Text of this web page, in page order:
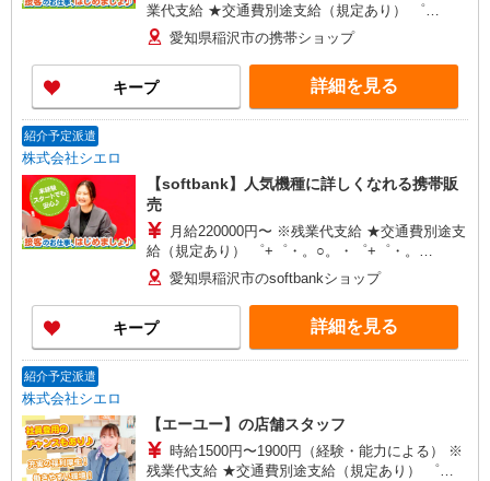
業代支給 ★交通費別途支給（規定あり） ゜
+゜・。○。・゜+゜・。○。・゜+゜ 入社祝い金10
万円支給(規定有) お友達を紹介頂くと, インセンテ
ィブ支給(規定有) ★月2回払い・週払い可能（規程
有）★ ゜・。○。・゜+゜・。○。・゜+゜
愛知県稲沢市の携帯ショップ
キープ 詳細を見る
紹介予定派遣
株式会社シエロ
【softbank】人気機種に詳しくなれる携帯販
売
月給220000円〜 ※残業代支給 ★交通費別途支
給（規定あり） ゜+゜・。○。・゜+゜・。
○。・゜+゜ 入社祝い金10万円支給(規定有) お友達
を紹介頂くと, インセンティブ支給(規定有) ゜・。
○。・゜+゜・。○。・゜+゜
愛知県稲沢市のsoftbankショップ
キープ 詳細を見る
紹介予定派遣
株式会社シエロ
【エーユー】の店舗スタッフ
時給1500円〜1900円（経験・能力による） ※
残業代支給 ★交通費別途支給（規定あり） ゜